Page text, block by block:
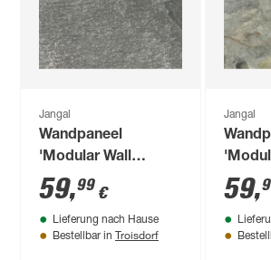
Jangal
Wandpaneel
'Modular Wall
11300A Grey Slate
Stone' grau 52 x 52
cm
59,99 €
Lieferung nach Hause
Bestellbar in Troisdorf
Jangal
Stone'
cm
59,